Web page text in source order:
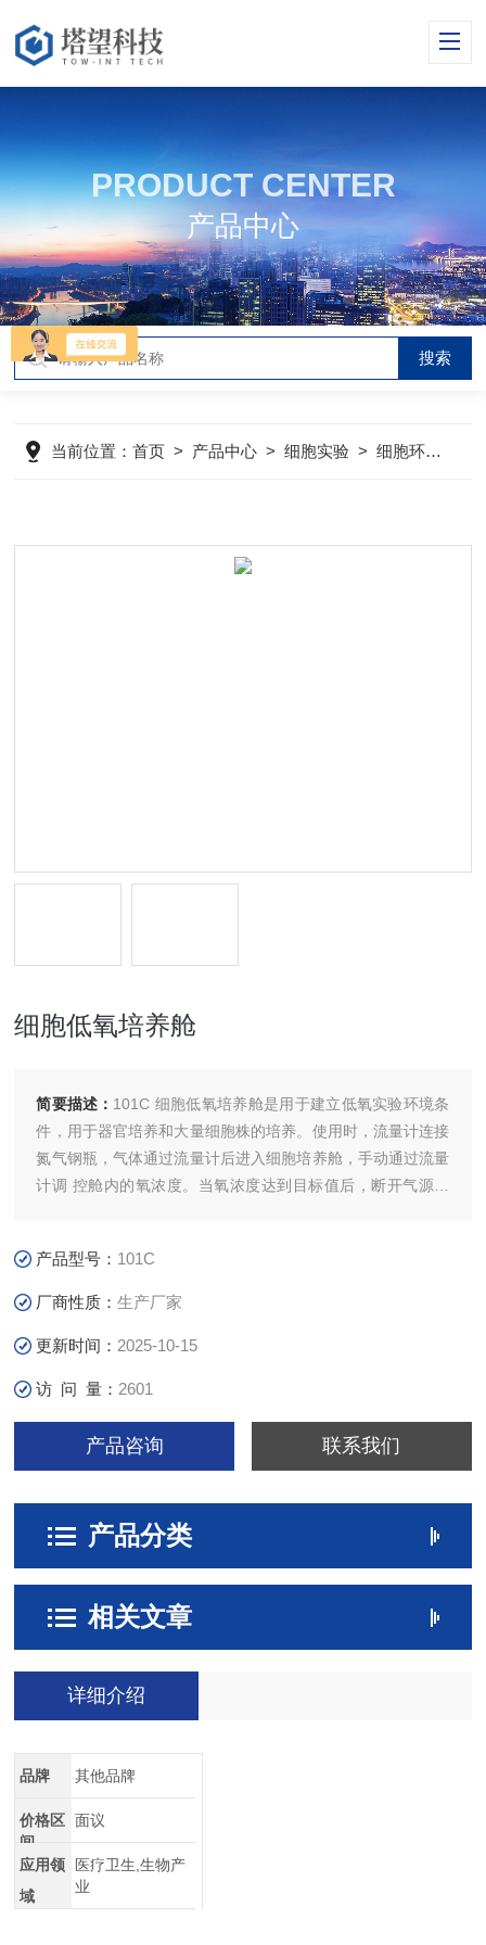
PRODUCT CENTER
产品中心
当前位置：首页 > 产品中心 >细胞实验 >细胞环境控制
细胞低氧培养舱
简要描述： 101C 细胞低氧培养舱是用于建立低氧实验环境条
件，用于器官培养和大量细胞株的培养。使用时，流量计连接
氮气钢瓶，气体通过流量计后进入细胞培养舱，手动通过流量
计调 控舱内的氧浓度。当氧浓度达到目标值后，断开气源，
行相关的细胞染毒 暴露实验
产品型号： 101C
厂商性质：生产厂家
更新时间： 2025-10-15
访 问 量： 2601
产品咨询 联系我们
产品分类
相关文章
详细介绍
品牌 其他品牌
价格区
间
面议
应用领
域
医疗卫生,生物产
业